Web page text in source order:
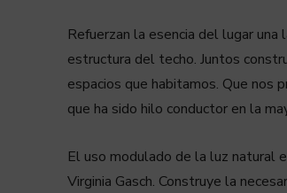
Refuerzan la esencia del lugar
estructura del techo. Juntos
espacios que habitamos. Que nos
que ha sido hilo conductor en la
El uso modulado de la luz natural
Virginia Gasch. Construye la